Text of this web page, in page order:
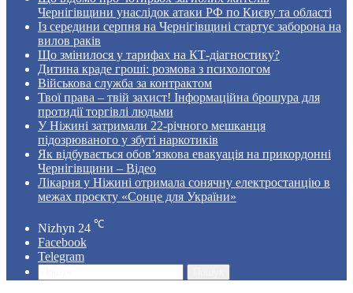
Чернігівщини унаслідок атаки РФ по Києву та області
Із середини серпня на Чернігівщині стартує заборона на
вилов раків
Що змінилося у тарифах на КТ-діагностику?
Дитина краде гроші: розмова з психологом
Військова служба за контрактом
Твої права – твій захист! Інформаційна брошура для
протидії торгівлі людьми
У Ніжині затримали 22-річного мешканця
підозрюваного у збуті наркотиків
Як відбувається обов’язкова евакуація на прикордонні
Чернігівщини – Відео
Лікарня у Ніжині отримала сонячну електростанцію в
межах проєкту «Сонце для України»
Nizhyn 24 ℃
Facebook
Telegram